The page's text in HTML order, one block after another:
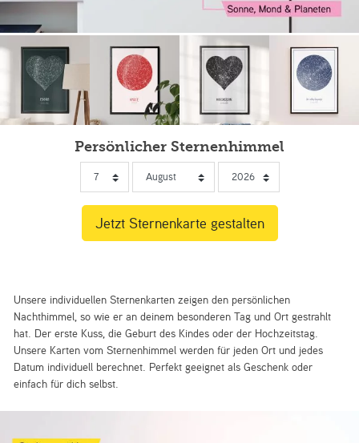
Persönlicher Sternenhimmel
Unsere individuellen Sternenkarten zeigen den persönlichen
Nachthimmel, so wie er an deinem besonderen Tag und Ort gestrahlt
hat. Der erste Kuss, die Geburt des Kindes oder der Hochzeitstag.
Unsere Karten vom Sternenhimmel werden für jeden Ort und jedes
Datum individuell berechnet. Perfekt geeignet als Geschenk oder
einfach für dich selbst.